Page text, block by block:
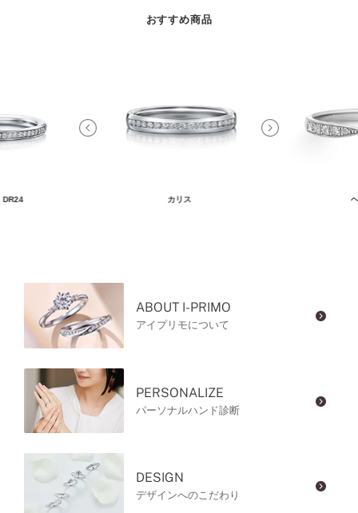
おすすめ商品
DR24 カリス
ABOUT I-PRIMO
アイプリモについて
PERSONALIZE
パーソナルハンド診断
DESIGN
デザインへのこだわり